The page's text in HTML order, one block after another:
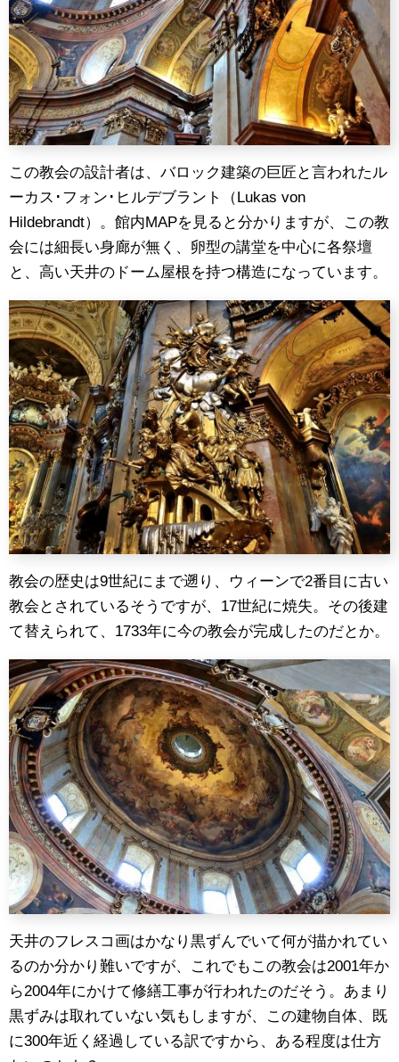
この教会の設計者は、バロック建築の巨匠と言われたル
ーカス･フォン･ヒルデブラント（Lukas von
Hildebrandt）。館内MAPを見ると分かりますが、この教
会には細長い身廊が無く、卵型の講堂を中心に各祭壇
と、高い天井のドーム屋根を持つ構造になっています。
教会の歴史は9世紀にまで遡り、ウィーンで2番目に古い
教会とされているそうですが、17世紀に焼失。その後建
て替えられて、1733年に今の教会が完成したのだとか。
天井のフレスコ画はかなり黒ずんでいて何が描かれてい
るのか分かり難いですが、これでもこの教会は2001年か
ら2004年にかけて修繕工事が行われたのだそう。あまり
黒ずみは取れていない気もしますが、この建物自体、既
に300年近く経過している訳ですから、ある程度は仕方